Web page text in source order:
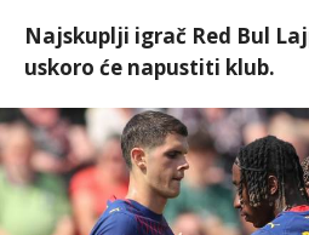
Najskuplji igrač Red Bul
uskoro će napustiti klub.